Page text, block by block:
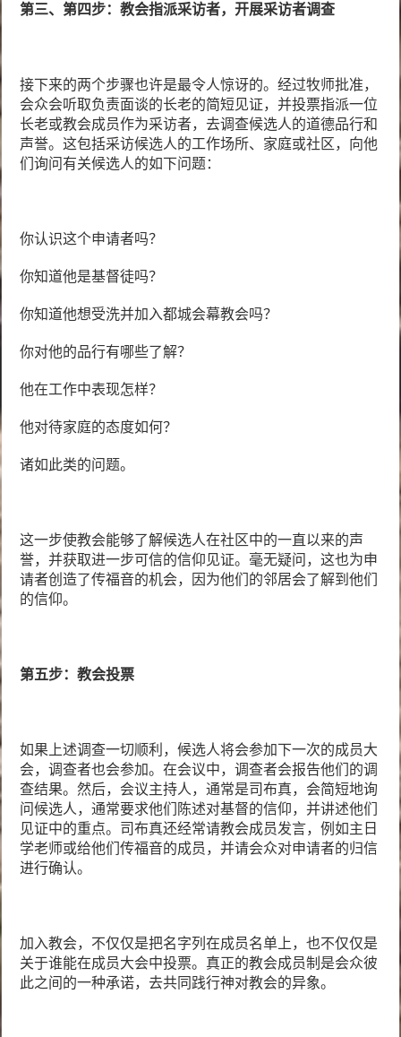
第三、第四步：教会指派采访者，开展采访者调查
接下来的两个步骤也许是最令人惊讶的。经过牧师批准，
会众会听取负责面谈的长老的简短见证，并投票指派一位
长老或教会成员作为采访者，去调查候选人的道德品行和
声誉。这包括采访候选人的工作场所、家庭或社区，向他
们询问有关候选人的如下问题：
你认识这个申请者吗？
你知道他是基督徒吗？
你知道他想受洗并加入都城会幕教会吗？
你对他的品行有哪些了解？
他在工作中表现怎样？
他对待家庭的态度如何？
诸如此类的问题。
这一步使教会能够了解候选人在社区中的一直以来的声
誉，并获取进一步可信的信仰见证。毫无疑问，这也为申
请者创造了传福音的机会，因为他们的邻居会了解到他们
的信仰。
第五步：教会投票
如果上述调查一切顺利，候选人将会参加下一次的成员大
会，调查者也会参加。在会议中，调查者会报告他们的调
查结果。然后，会议主持人，通常是司布真，会简短地询
问候选人，通常要求他们陈述对基督的信仰，并讲述他们
见证中的重点。司布真还经常请教会成员发言，例如主日
学老师或给他们传福音的成员，并请会众对申请者的归信
进行确认。
加入教会，不仅仅是把名字列在成员名单上，也不仅仅是
关于谁能在成员大会中投票。真正的教会成员制是会众彼
此之间的一种承诺，去共同践行神对教会的异象。